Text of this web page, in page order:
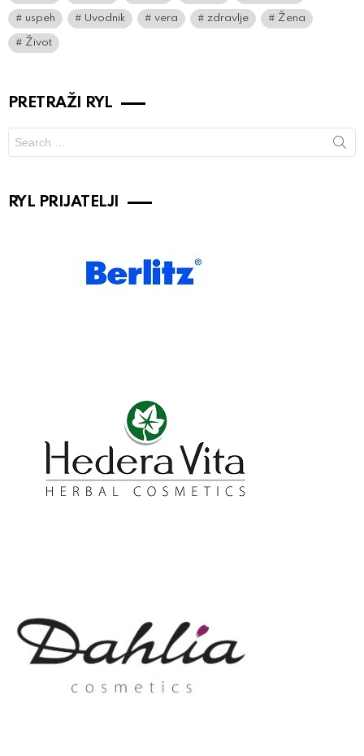
uspeh Uvodnik vera zdravlje Žena
Život
PRETRAŽI RYL
for:
RYL PRIJATELJI